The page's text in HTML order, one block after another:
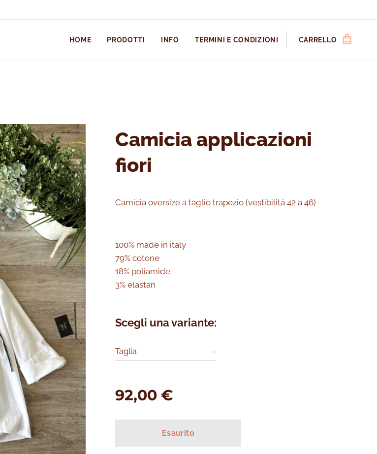
HOME PRODOTTI INFO TERMINI E CONDIZIONI CARRELLO
Camicia applicazioni
fiori
Camicia oversize a taglio trapezio (vestibilitá 42 a 46)
100% made in italy
79% cotone
18% poliamide
3% elastan
Scegli una variante:
Taglia
92,00 €
Esaurito